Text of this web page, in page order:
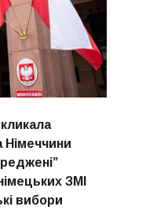
ЗМІ
вибори